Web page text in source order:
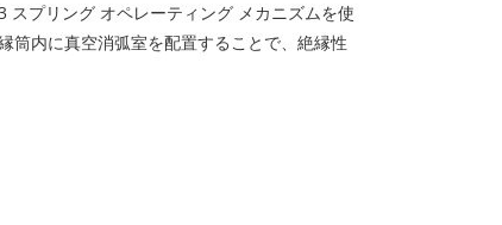
スプリング オペレーティング メカニズムを使
筒内に真空消弧室を配置することで、絶縁性